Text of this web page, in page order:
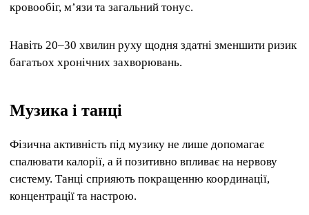
кровообіг, м’язи та загальний тонус.
Навіть 20–30 хвилин руху щодня здатні зменшити ризик
багатьох хронічних захворювань.
Музика і танці
Фізична активність під музику не лише допомагає
спалювати калорії, а й позитивно впливає на нервову
систему. Танці сприяють покращенню координації,
концентрації та настрою.